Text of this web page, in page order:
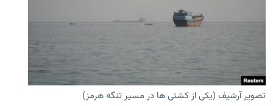
تصویر آرشیف (یکی از کشتی ها در مسیر تنگه هرمز)